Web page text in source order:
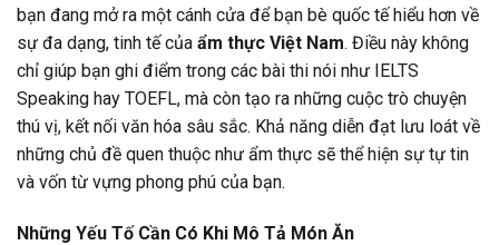
bạn đang mở ra một cánh cửa để bạn bè quốc tế hiểu hơn về
sự đa dạng, tinh tế của ẩm thực Việt Nam. Điều này không
chỉ giúp bạn ghi điểm trong các bài thi nói như IELTS
Speaking hay TOEFL, mà còn tạo ra những cuộc trò chuyện
thú vị, kết nối văn hóa sâu sắc. Khả năng diễn đạt lưu loát về
những chủ đề quen thuộc như ẩm thực sẽ thể hiện sự tự tin
và vốn từ vựng phong phú của bạn.
Những Yếu Tố Cần Có Khi Mô Tả Món Ăn